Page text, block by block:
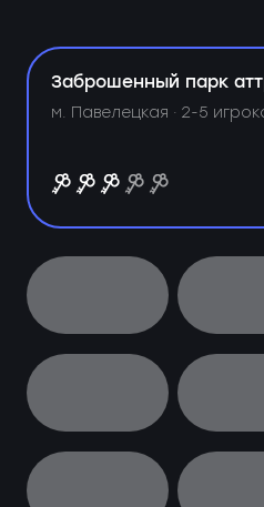
Заброшенный парк
м. Павелецкая ·2-5